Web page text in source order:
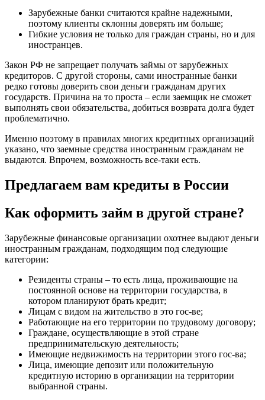
Зарубежные банки считаются крайне надежными,
поэтому клиенты склонны доверять им больше;
Гибкие условия не только для граждан страны, но и для
иностранцев.
Закон РФ не запрещает получать займы от зарубежных
кредиторов. С другой стороны, сами иностранные банки
редко готовы доверить свои деньги гражданам других
государств. Причина на то проста – если заемщик не сможет
выполнять свои обязательства, добиться возврата долга будет
проблематично.
Именно поэтому в правилах многих кредитных организаций
указано, что заемные средства иностранным гражданам не
выдаются. Впрочем, возможность все-таки есть.
Предлагаем вам кредиты в России
Как оформить займ в другой стране?
Зарубежные финансовые организации охотнее выдают деньги
иностранным гражданам, подходящим под следующие
категории:
Резиденты страны – то есть лица, проживающие на
постоянной основе на территории государства, в
котором планируют брать кредит;
Лицам с видом на жительство в это гос-ве;
Работающие на его территории по трудовому договору;
Граждане, осуществляющие в этой стране
предпринимательскую деятельность;
Имеющие недвижимость на территории этого гос-ва;
Лица, имеющие депозит или положительную
кредитную историю в организации на территории
выбранной страны.